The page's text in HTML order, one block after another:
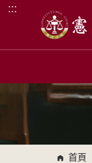
跳到主要內容區塊
:::
首頁